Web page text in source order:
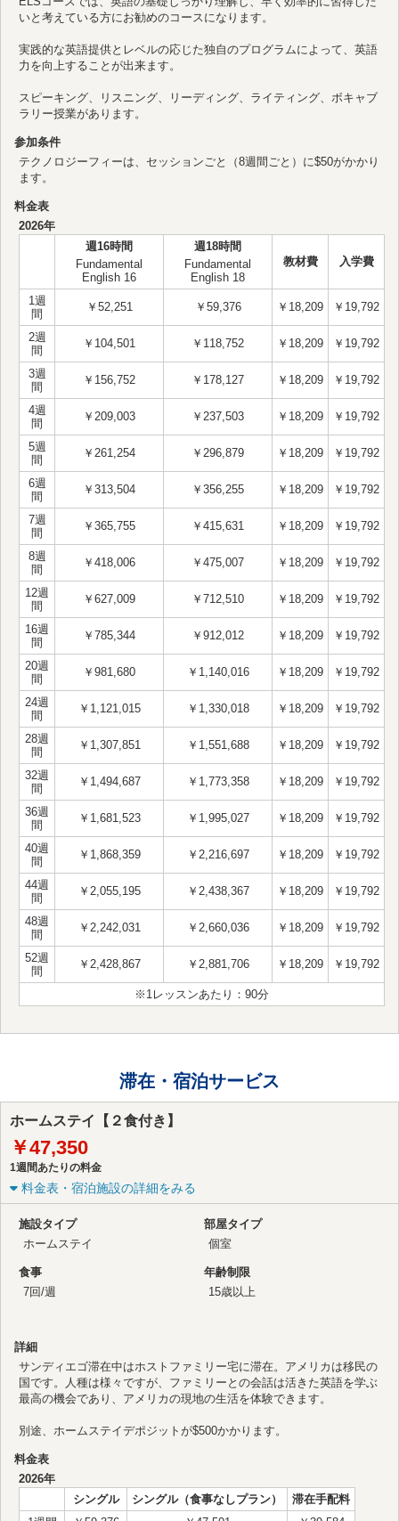
いと考えている方にお勧めのコースになります。
実践的な英語提供とレベルの応じた独自のプログラムによって、英語
力を向上することが出来ます。
スピーキング、リスニング、リーディング、ライティング、ボキャブ
ラリー授業があります。
参加条件
テクノロジーフィーは、セッションごと（8週間ごと）に$50がかかり
ます。
料金表
2026年
週16時間
Fundamental
English 16
週18時間
Fundamental
English 18
教材費 入学費
1週
間
￥52,251 ￥59,376 ￥18,209 ￥19,792
2週
間
￥104,501 ￥118,752 ￥18,209 ￥19,792
3週
間
￥156,752 ￥178,127 ￥18,209 ￥19,792
4週
間
￥209,003 ￥237,503 ￥18,209 ￥19,792
5週
間
￥261,254 ￥296,879 ￥18,209 ￥19,792
6週
間
￥313,504 ￥356,255 ￥18,209 ￥19,792
7週
間
￥365,755 ￥415,631 ￥18,209 ￥19,792
8週
間
￥418,006 ￥475,007 ￥18,209 ￥19,792
12週
間
￥627,009 ￥712,510 ￥18,209 ￥19,792
16週
間
￥785,344 ￥912,012 ￥18,209 ￥19,792
20週
間
￥981,680 ￥1,140,016 ￥18,209 ￥19,792
24週
間
￥1,121,015 ￥1,330,018 ￥18,209 ￥19,792
28週
間
￥1,307,851 ￥1,551,688 ￥18,209 ￥19,792
32週
間
￥1,494,687 ￥1,773,358 ￥18,209 ￥19,792
36週
間
￥1,681,523 ￥1,995,027 ￥18,209 ￥19,792
40週
間
￥1,868,359 ￥2,216,697 ￥18,209 ￥19,792
44週
間
￥2,055,195 ￥2,438,367 ￥18,209 ￥19,792
48週
間
￥2,242,031 ￥2,660,036 ￥18,209 ￥19,792
52週
間
￥2,428,867 ￥2,881,706 ￥18,209 ￥19,792
※1レッスンあたり：90分
滞在・宿泊サービス
ホームステイ【２食付き】
￥47,350
1週間あたりの料金
料金表・宿泊施設の詳細をみる
施設タイプ
ホームステイ
部屋タイプ
個室
食事
7回/週
年齢制限
15歳以上
詳細
サンディエゴ滞在中はホストファミリー宅に滞在。アメリカは移民の
国です。人種は様々ですが、ファミリーとの会話は活きた英語を学ぶ
最高の機会であり、アメリカの現地の生活を体験できます。
別途、ホームステイデポジットが$500かかります。
料金表
2026年
シングル
シングル（食事なしプラン）
滞在手配料